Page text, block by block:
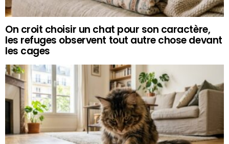
On croit choisir un chat pour son caractère,
les refuges observent tout autre chose devant
les cages